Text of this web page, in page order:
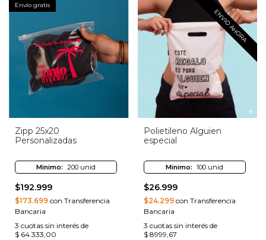
Envío gratis
Zipp 25x20
Personalizadas
Minimo: 200 unid
$192.999
$173.699 con Transferencia
Bancaria
3 cuotas sin interés de
$ 64.333,00
ENVIO AHORA
Polietileno Alguien
especial
Minimo: 100 unid
$26.999
$24.299con Transferencia
Bancaria
3 cuotas sin interés de
$ 8999,67